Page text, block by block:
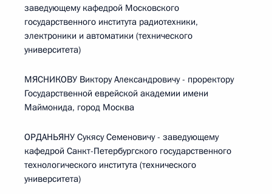
заведующему кафедрой Московского
государственного института радиотехники,
электроники и автоматики (технического
университета)
МЯСНИКОВУ Виктору Александровичу - проректору
Государственной еврейской академии имени
Маймонида, город Москва
ОРДАНЬЯНУ Сукясу Семеновичу - заведующему
кафедрой Санкт-Петербургского государственного
технологического института (технического
университета)